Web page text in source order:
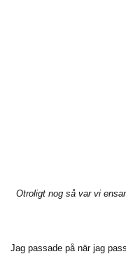
Otroligt nog så var vi
Jag passade på när jag